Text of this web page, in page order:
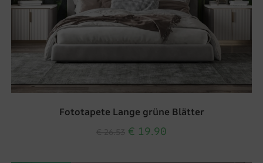
Fototapete Lange grüne Blätter
€ 19.90